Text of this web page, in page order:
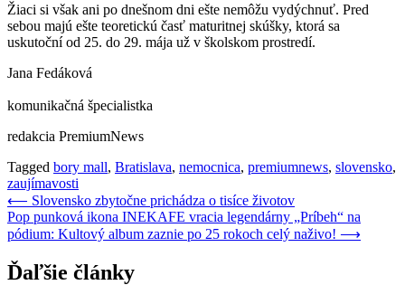
Žiaci si však ani po dnešnom dni ešte nemôžu vydýchnuť. Pred
sebou majú ešte teoretickú časť maturitnej skúšky, ktorá sa
uskutoční od 25. do 29. mája už v školskom prostredí.
Jana Fedáková
komunikačná špecialistka
redakcia PremiumNews
Tagged bory mall, Bratislava, nemocnica, premiumnews, slovensko,
zaujímavosti
Navigácia
v
⟵ Slovensko zbytočne prichádza o tisíce životov
Pop punková ikona INEKAFE vracia legendárny „Príbeh“ na
pódium: Kultový album zaznie po 25 rokoch celý naživo! ⟶
Ďaľšie články